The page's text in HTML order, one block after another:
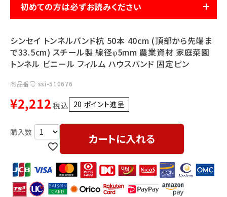
info@agriz.net
FAXでのご注文
0739-72-4532
初めての方は必ずお読みください
シンセイ トンネルバンド杭 50本 40cm (頂部から先端ま
で33.5cm) スチール製 線径φ5mm 農業資材 家庭菜園
トンネル ビニール フィルム ハウスバンド 固定ピン
商品番号 ssi-510676
¥2,212 税込 20 ポイント進呈 ]
カートに入れる